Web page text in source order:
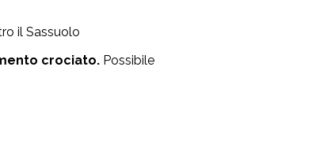
il Sassuolo
crociato. Possibile